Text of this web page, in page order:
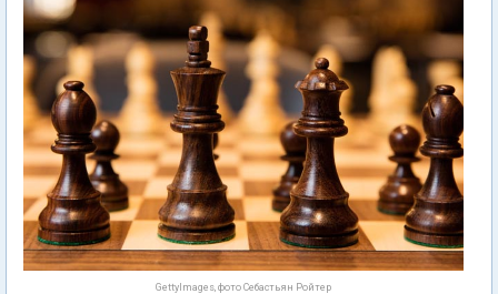
GettyImages, фото Себастьян Ройтер